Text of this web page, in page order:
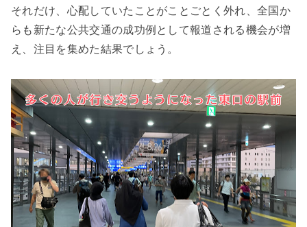
それだけ、心配していたことがことごとく外れ、全国か
らも新たな公共交通の成功例として報道される機会が増
え、注目を集めた結果でしょう。